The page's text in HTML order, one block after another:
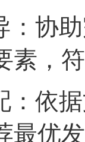
：协
素，
：依
最优